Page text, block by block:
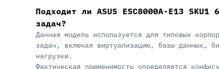
Подходит ли ASUS ESC8000A-E13 SKU1
задач?
Данная модель используется для типовых
задач, включая виртуализацию, базы данных,
нагрузки.
Фактическая применимость определяется